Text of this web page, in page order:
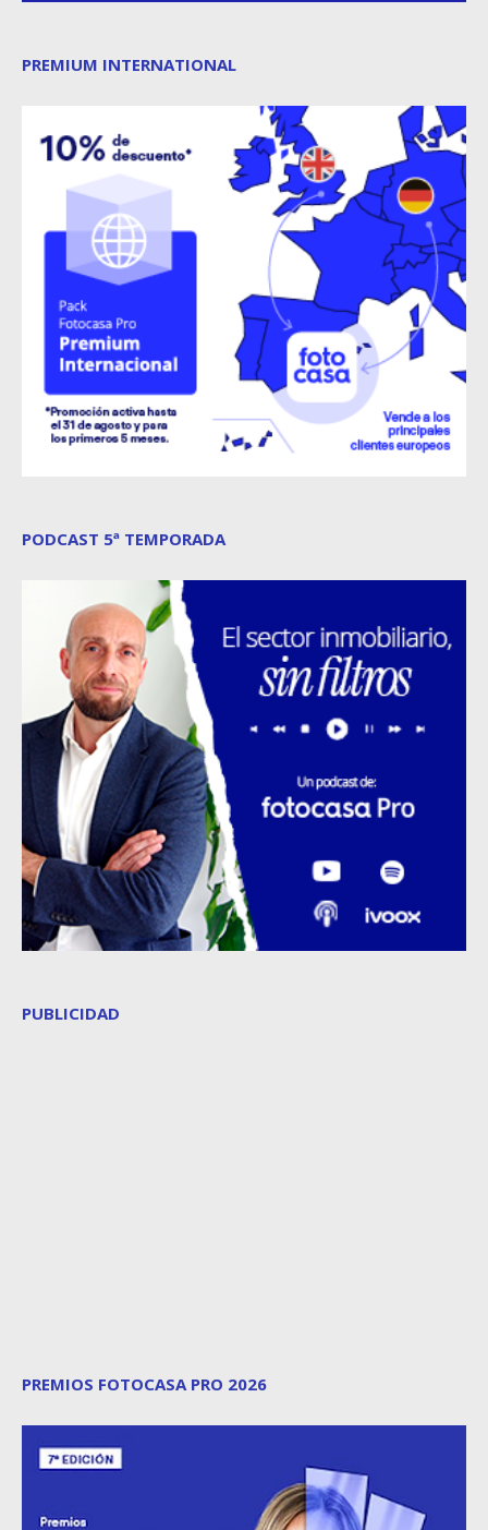
PREMIUM INTERNATIONAL
PODCAST 5ª TEMPORADA
PUBLICIDAD
PREMIOS FOTOCASA PRO 2026